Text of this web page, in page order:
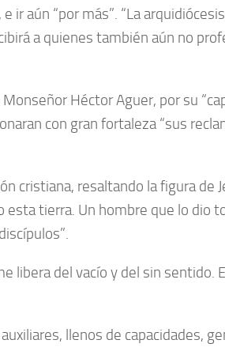
aún “por más”. “La
a quienes también aún no
Héctor Aguer, por su
con gran fortaleza “sus
cristiana, resaltando la figura de
tierra. Un hombre que lo dio
libera del vacío y del sin sentido.
llenos de capacidades,